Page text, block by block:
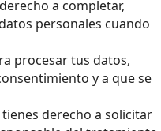
a completar,
personales cuando
procesar tus datos,
y a que se
derecho a solicitar